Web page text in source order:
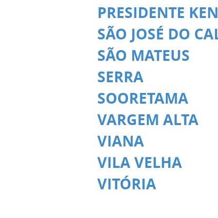
PRESIDENTE
SÃO JOSÉ DO
SÃO MATEUS
SERRA
SOORETAMA
VARGEM ALTA
VIANA
VILA VELHA
VITÓRIA